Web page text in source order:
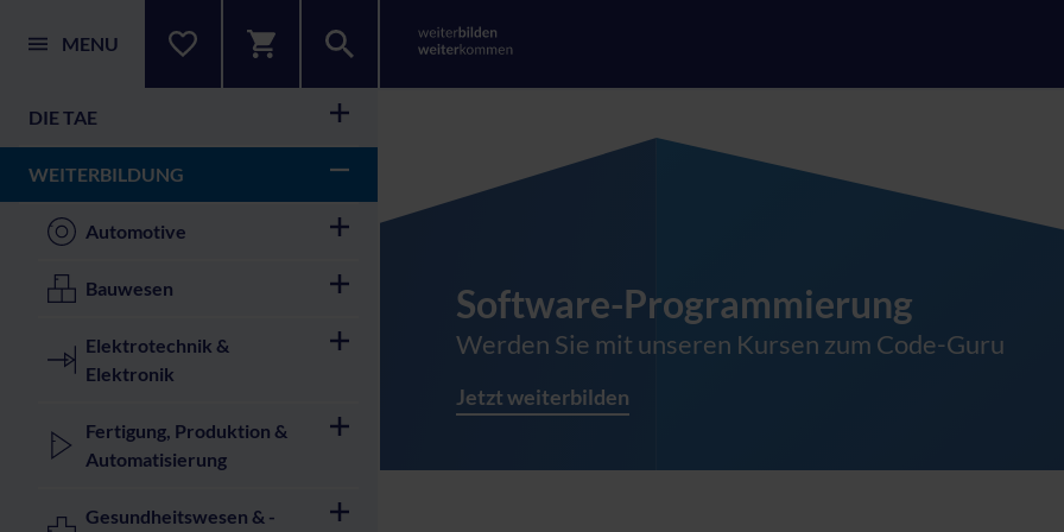
MENU
DIE TAE
WEITERBILDUNG
Automotive
Bauwesen
Elektrotechnik &
Elektronik
Fertigung, Produktion &
Automatisierung
Gesundheitswesen & -
weiterentwickeln
Konstruktionen neu denken – Innovationen
Software-Programmierung
Werden Sie mit unseren Kursen zum Code-Guru
Jetzt weiterbilden
Systems Engineering
Komplexe Systeme. Klare Lösungen.
Jetzt weiterbilden